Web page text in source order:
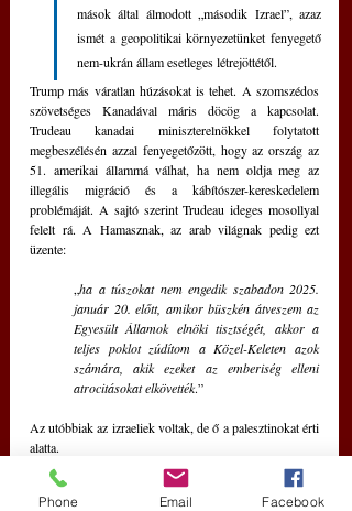
mások által álmodott „második Izrael”, azaz
ismét a geopolitikai környezetünket fenyegető
nem-ukrán állam esetleges létrejöttétől.
Trump más váratlan húzásokat is tehet. A szomszédos
szövetséges Kanadával máris döcög a kapcsolat.
Trudeau kanadai miniszterelnökkel folytatott
megbeszélésén azzal fenyegetőzött, hogy az ország az
51. amerikai állammá válhat, ha nem oldja meg az
illegális migráció és a kábítószer-kereskedelem
problémáját. A sajtó szerint Trudeau ideges mosollyal
felelt rá. A Hamasznak, az arab világnak pedig ezt
üzente:
„ha a túszokat nem engedik szabadon 2025.
január 20. előtt, amikor büszkén átveszem az
Egyesült Államok elnöki tisztségét, akkor a
teljes poklot zúdítom a Közel-Keleten azok
számára, akik ezeket az emberiség elleni
atrocitásokat elkövették.”
Az utóbbiak az izraeliek voltak, de ő a palesztinokat érti
alatta.
Az emberben ezeket az eltájolásokat olvasva
felmerül: az ilyen utasítás és fenyegetés nem
Phone Email Facebook